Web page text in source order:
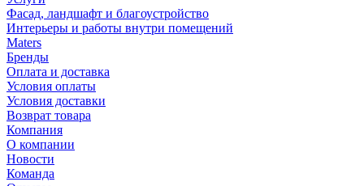
Фасад, ландшафт и благоустройство
Интерьеры и работы внутри помещений
Maters
Бренды
Оплата и доставка
Условия оплаты
Условия доставки
Возврат товара
Компания
О компании
Новости
Команда